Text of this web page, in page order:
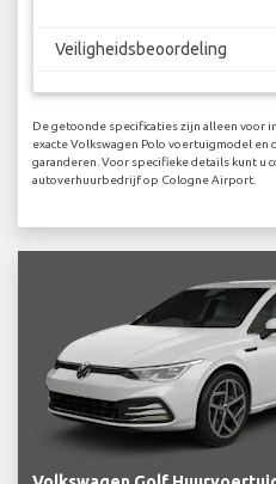
Veiligheidsbeoordeling
De getoonde specificaties zijn alleen voor
exacte Volkswagen Polo voertuigmodel en
garanderen. Voor specifieke details kunt
autoverhuurbedrijf op Cologne Airport.